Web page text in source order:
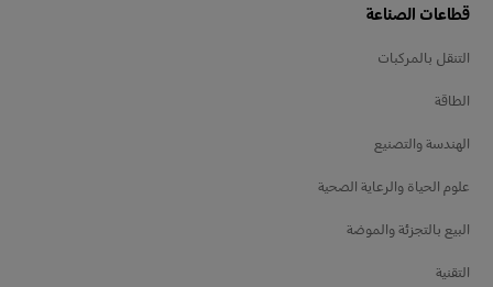
قطاعات الصناعة
التنقل بالمركبات
الطاقة
الهندسة والتصنيع
علوم الحياة والرعاية الصحية
البيع بالتجزئة والموضة
التقنية